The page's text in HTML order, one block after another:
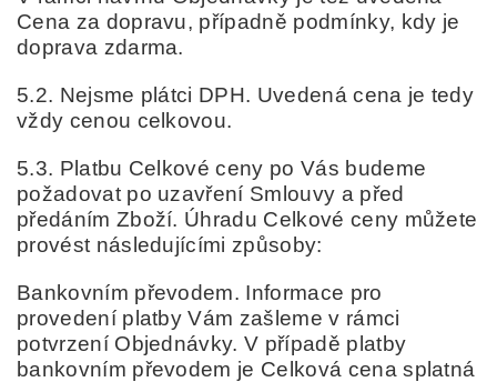
Cena za dopravu, případně podmínky, kdy je
doprava zdarma.
5.2. Nejsme plátci DPH. Uvedená cena je tedy
vždy cenou celkovou.
5.3. Platbu Celkové ceny po Vás budeme
požadovat po uzavření Smlouvy a před
předáním Zboží. Úhradu Celkové ceny můžete
provést následujícími způsoby:
Bankovním převodem. Informace pro
provedení platby Vám zašleme v rámci
potvrzení Objednávky. V případě platby
bankovním převodem je Celková cena splatná